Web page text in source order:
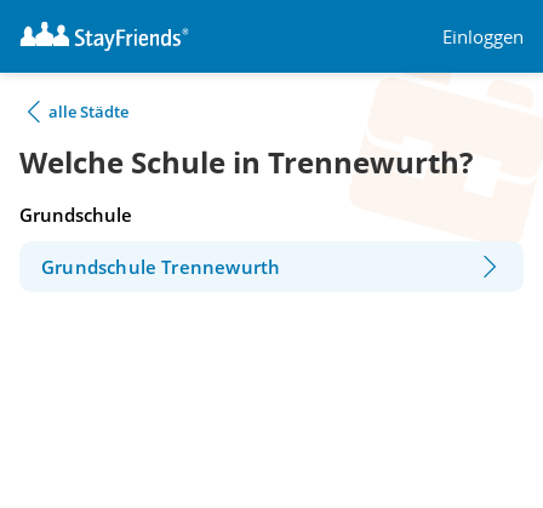
Einloggen
alle Städte
Welche Schule in Trennewurth?
Grundschule
Grundschule Trennewurth